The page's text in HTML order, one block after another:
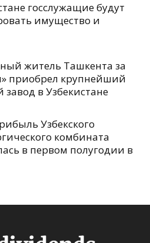
госслужащие будут
имущество и
житель Ташкента за
приобрел крупнейший
завод в Узбекистане
Узбекского
комбината
в первом полугодии в